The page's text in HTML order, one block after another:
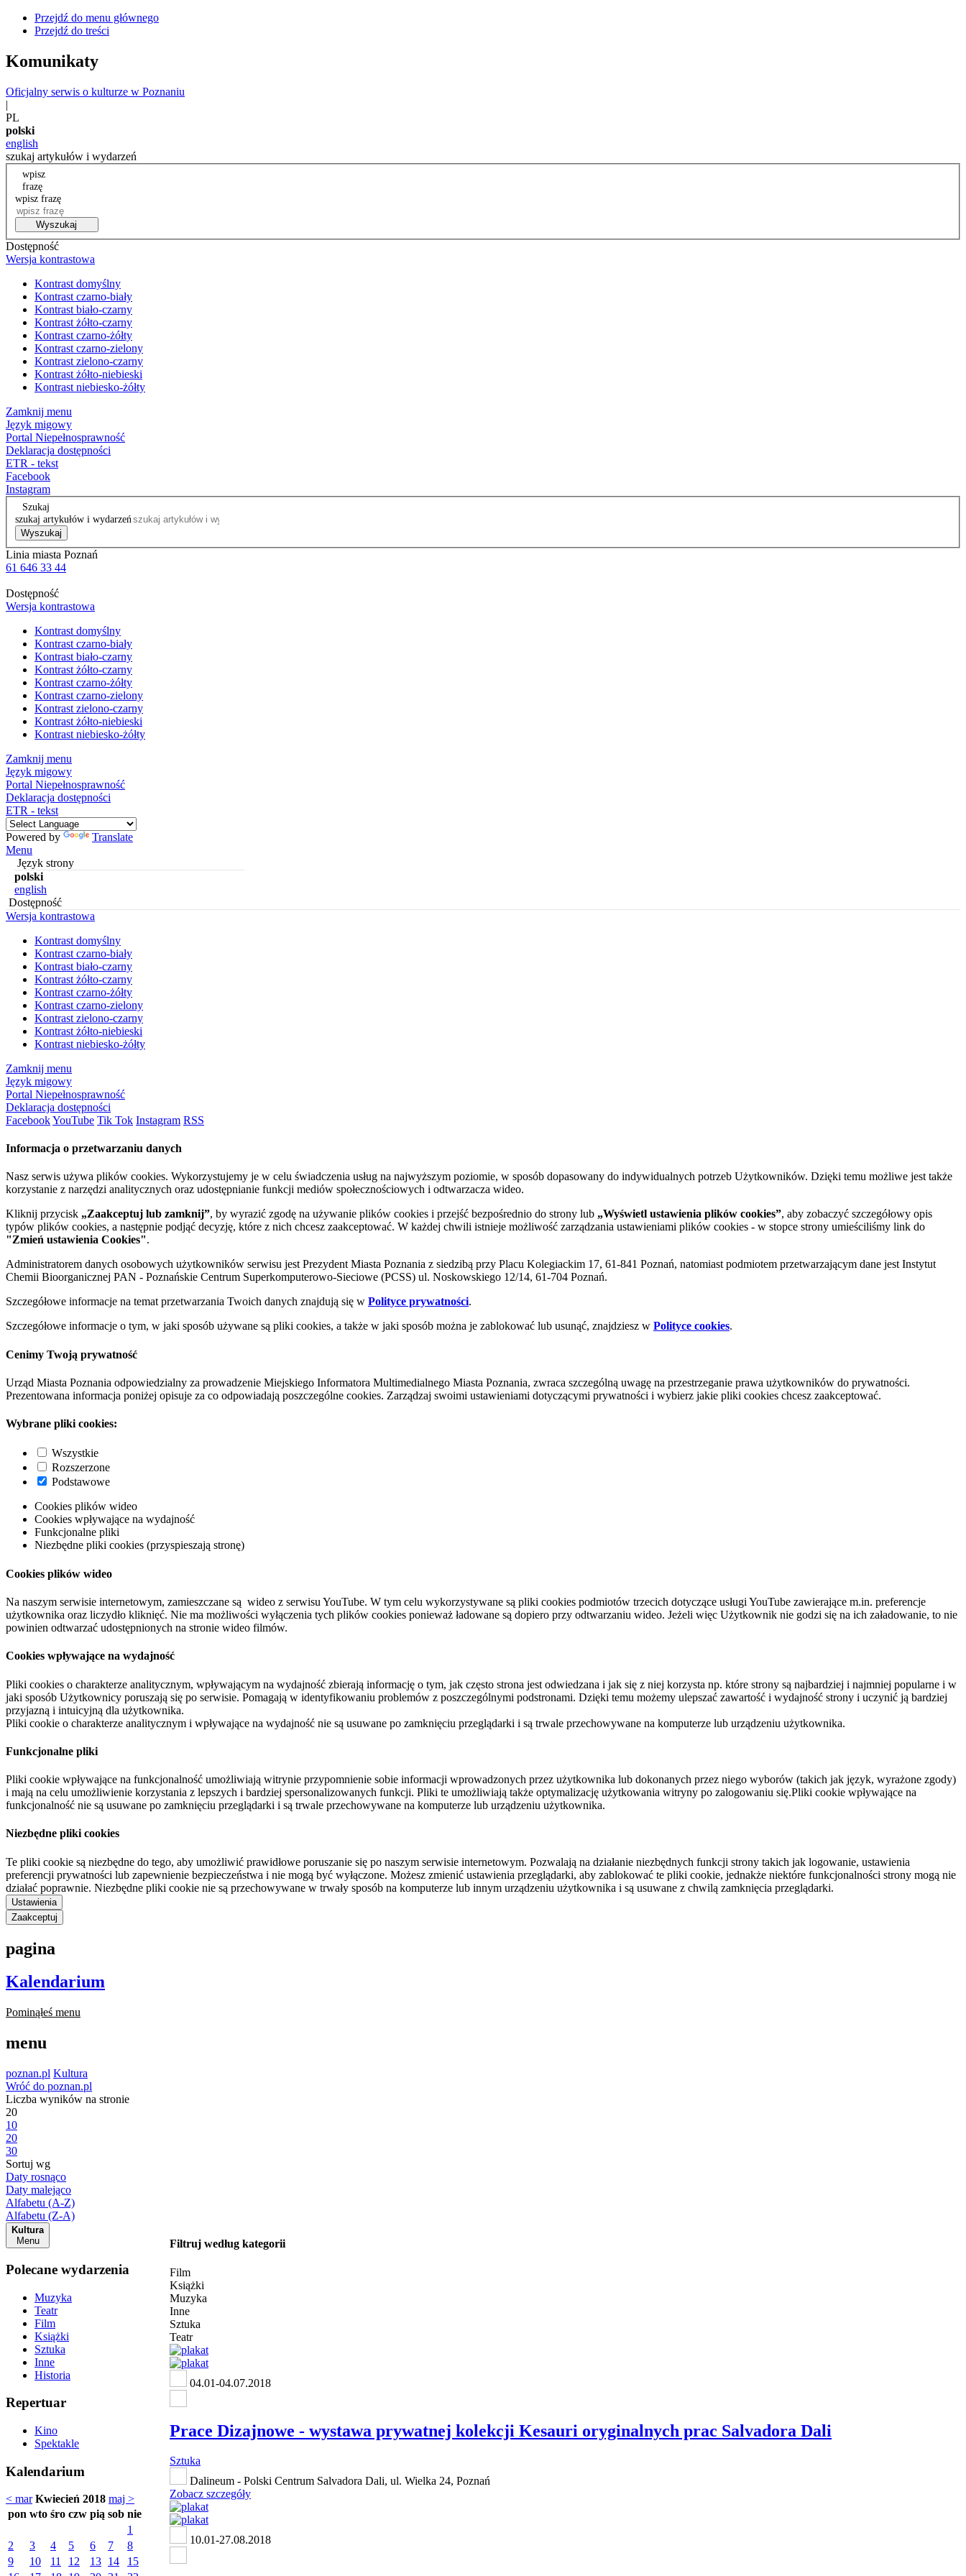
Przejdź do menu głównego
Przejdź do treści
Komunikaty
Oficjalny serwis o kulturze w Poznaniu
|
PL
polski
english
szukaj artykułów i wydarzeń
wpisz
frazę
wpisz frazę
Wyszukaj
Dostępność
Wersja kontrastowa
Kontrast domyślny
Kontrast czarno-biały
Kontrast biało-czarny
Kontrast żółto-czarny
Kontrast czarno-żółty
Kontrast czarno-zielony
Kontrast zielono-czarny
Kontrast żółto-niebieski
Kontrast niebiesko-żółty
Zamknij menu
Język migowy
Portal Niepełnosprawność
Deklaracja dostępności
ETR - tekst
Facebook
Instagram
Szukaj
szukaj artykułów i wydarzeń
Wyszukaj
Linia miasta Poznań
61 646 33 44
Dostępność
Wersja kontrastowa
Kontrast domyślny
Kontrast czarno-biały
Kontrast biało-czarny
Kontrast żółto-czarny
Kontrast czarno-żółty
Kontrast czarno-zielony
Kontrast zielono-czarny
Kontrast żółto-niebieski
Kontrast niebiesko-żółty
Zamknij menu
Język migowy
Portal Niepełnosprawność
Deklaracja dostępności
ETR - tekst
Powered by
Translate
Menu
Język strony
polski
english
Dostępność
Wersja kontrastowa
Kontrast domyślny
Kontrast czarno-biały
Kontrast biało-czarny
Kontrast żółto-czarny
Kontrast czarno-żółty
Kontrast czarno-zielony
Kontrast zielono-czarny
Kontrast żółto-niebieski
Kontrast niebiesko-żółty
Zamknij menu
Język migowy
Portal Niepełnosprawność
Deklaracja dostępności
FacebookYouTube Tik Tok Instagram RSS
Informacja o przetwarzaniu danych
Nasz serwis używa plików cookies. Wykorzystujemy je w celu świadczenia usług na najwyższym poziomie, w sposób dopasowany do indywidualnych potrzeb Użytkowników. Dzięki temu możliwe jest także
korzystanie z narzędzi analitycznych oraz udostępnianie funkcji mediów społecznościowych i odtwarzacza wideo.
Kliknij przycisk „Zaakceptuj lub zamknij”, by wyrazić zgodę na używanie plików cookies i przejść bezpośrednio do strony lub „Wyświetl ustawienia plików cookies”, aby zobaczyć szczegółowy opis
typów plików cookies, a następnie podjąć decyzję, które z nich chcesz zaakceptować. W każdej chwili istnieje możliwość zarządzania ustawieniami plików cookies - w stopce strony umieściliśmy link do
"Zmień ustawienia Cookies".
Administratorem danych osobowych użytkowników serwisu jest Prezydent Miasta Poznania z siedzibą przy Placu Kolegiackim 17, 61-841 Poznań, natomiast podmiotem przetwarzającym dane jest Instytut
Chemii Bioorganicznej PAN - Poznańskie Centrum Superkomputerowo-Sieciowe (PCSS) ul. Noskowskiego 12/14, 61-704 Poznań.
Szczegółowe informacje na temat przetwarzania Twoich danych znajdują się w Polityce prywatności.
Szczegółowe informacje o tym, w jaki sposób używane są pliki cookies, a także w jaki sposób można je zablokować lub usunąć, znajdziesz w Polityce cookies.
Cenimy Twoją prywatność
Urząd Miasta Poznania odpowiedzialny za prowadzenie Miejskiego Informatora Multimedialnego Miasta Poznania, zwraca szczególną uwagę na przestrzeganie prawa użytkowników do prywatności.
Prezentowana informacja poniżej opisuje za co odpowiadają poszczególne cookies. Zarządzaj swoimi ustawieniami dotyczącymi prywatności i wybierz jakie pliki cookies chcesz zaakceptować.
Wybrane pliki cookies:
Wszystkie
Rozszerzone
Podstawowe
Cookies plików wideo
Cookies wpływające na wydajność
Funkcjonalne pliki
Niezbędne pliki cookies (przyspieszają stronę)
Cookies plików wideo
Na naszym serwisie internetowym, zamieszczane są wideo z serwisu YouTube. W tym celu wykorzystywane są pliki cookies podmiotów trzecich dotyczące usługi YouTube zawierające m.in. preferencje
użytkownika oraz liczydło kliknięć. Nie ma możliwości wyłączenia tych plików cookies ponieważ ładowane są dopiero przy odtwarzaniu wideo. Jeżeli więc Użytkownik nie godzi się na ich załadowanie, to nie
powinien odtwarzać udostępnionych na stronie wideo filmów.
Cookies wpływające na wydajność
Pliki cookies o charakterze analitycznym, wpływającym na wydajność zbierają informację o tym, jak często strona jest odwiedzana i jak się z niej korzysta np. które strony są najbardziej i najmniej popularne i w
jaki sposób Użytkownicy poruszają się po serwisie. Pomagają w identyfikowaniu problemów z poszczególnymi podstronami. Dzięki temu możemy ulepszać zawartość i wydajność strony i uczynić ją bardziej
przyjazną i intuicyjną dla użytkownika.
Pliki cookie o charakterze analitycznym i wpływające na wydajność nie są usuwane po zamknięciu przeglądarki i są trwale przechowywane na komputerze lub urządzeniu użytkownika.
Funkcjonalne pliki
Pliki cookie wpływające na funkcjonalność umożliwiają witrynie przypomnienie sobie informacji wprowadzonych przez użytkownika lub dokonanych przez niego wyborów (takich jak język, wyrażone zgody)
i mają na celu umożliwienie korzystania z lepszych i bardziej spersonalizowanych funkcji. Pliki te umożliwiają także optymalizację użytkowania witryny po zalogowaniu się.Pliki cookie wpływające na
funkcjonalność nie są usuwane po zamknięciu przeglądarki i są trwale przechowywane na komputerze lub urządzeniu użytkownika.
Niezbędne pliki cookies
Te pliki cookie są niezbędne do tego, aby umożliwić prawidłowe poruszanie się po naszym serwisie internetowym. Pozwalają na działanie niezbędnych funkcji strony takich jak logowanie, ustawienia
preferencji prywatności lub zapewnienie bezpieczeństwa i nie mogą być wyłączone. Możesz zmienić ustawienia przeglądarki, aby zablokować te pliki cookie, jednakże niektóre funkcjonalności strony mogą nie
działać poprawnie. Niezbędne pliki cookie nie są przechowywane w trwały sposób na komputerze lub innym urządzeniu użytkownika i są usuwane z chwilą zamknięcia przeglądarki.
Ustawienia
Zaakceptuj
pagina
Kalendarium
Pominąłeś menu
menu
poznan.pl Kultura
Wróć do poznan.pl
Liczba wyników na stronie
20
10
20
30
Sortuj wg
Daty rosnąco
Daty malejąco
Alfabetu (A-Z)
Alfabetu (Z-A)
Kultura
Menu
Polecane wydarzenia
Muzyka
Teatr
Film
Książki
Sztuka
Inne
Historia
Repertuar
Kino
Spektakle
Kalendarium
< mar Kwiecień 2018 maj >
pon wto śro czw pią sob nie
1
2
3 4 5 6 7
8
9
10 11 12 13 14
15
Filtruj według kategorii
Film
Książki
Muzyka
Inne
Sztuka
Teatr
04.01-04.07.2018
Prace Dizajnowe - wystawa prywatnej kolekcji Kesauri oryginalnych prac Salvadora Dali
Sztuka
Dalineum - Polski Centrum Salvadora Dali, ul. Wielka 24, Poznań
Zobacz szczegóły
10.01-27.08.2018